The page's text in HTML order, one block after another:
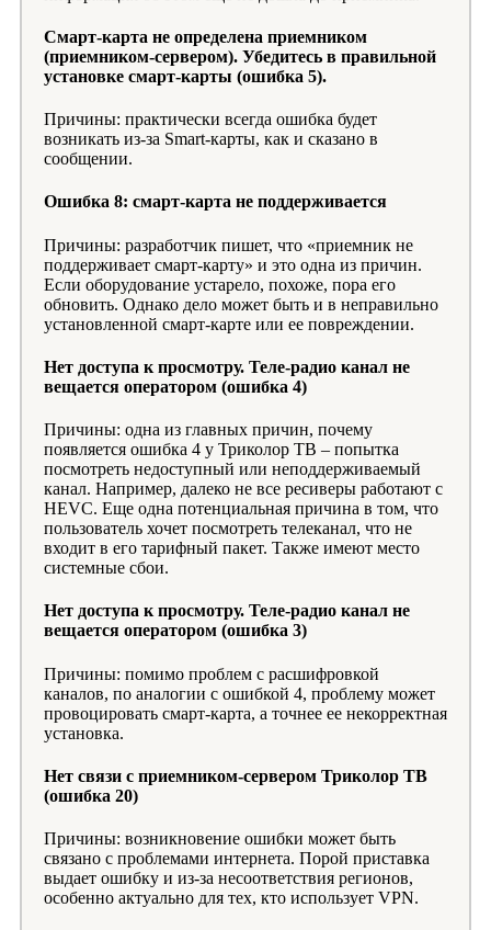
Смарт-карта не определена приемником
(приемником-сервером). Убедитесь в правильной
установке смарт-карты (ошибка 5).
Причины: практически всегда ошибка будет
возникать из-за Smart-карты, как и сказано в
сообщении.
Ошибка 8: смарт-карта не поддерживается
Причины: разработчик пишет, что «приемник не
поддерживает смарт-карту» и это одна из причин.
Если оборудование устарело, похоже, пора его
обновить. Однако дело может быть и в неправильно
установленной смарт-карте или ее повреждении.
Нет доступа к просмотру. Теле-радио канал не
вещается оператором (ошибка 4)
Причины: одна из главных причин, почему
появляется ошибка 4 у Триколор ТВ – попытка
посмотреть недоступный или неподдерживаемый
канал. Например, далеко не все ресиверы работают с
HEVC. Еще одна потенциальная причина в том, что
пользователь хочет посмотреть телеканал, что не
входит в его тарифный пакет. Также имеют место
системные сбои.
Нет доступа к просмотру. Теле-радио канал не
вещается оператором (ошибка 3)
Причины: помимо проблем с расшифровкой
каналов, по аналогии с ошибкой 4, проблему может
провоцировать смарт-карта, а точнее ее некорректная
установка.
Нет связи с приемником-сервером Триколор ТВ
(ошибка 20)
Причины: возникновение ошибки может быть
связано с проблемами интернета. Порой приставка
выдает ошибку и из-за несоответствия регионов,
особенно актуально для тех, кто использует VPN.